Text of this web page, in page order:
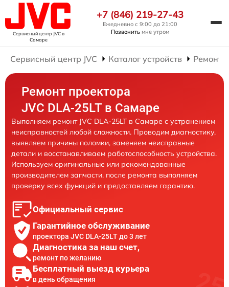
Сервисный центр JVCв
Самаре
+7 (846) 219-27-43
Ежедневно с 9:00 до 21:00
Позвонить мне утром
Сервисный центр JVC Каталог устройств Ремонт
Ремонт проектора
JVC DLA-25LT в Самаре
Выполняем ремонт JVC DLA-25LT в Самаре с устранением
неисправностей любой сложности. Проводим диагностику,
выявляем причины поломки, заменяем неисправные
детали и восстанавливаем работоспособность устройства.
Используем оригинальные или рекомендованные
производителем запчасти, после ремонта выполняем
проверку всех функций и предоставляем гарантию.
Официальный сервис
Гарантийное обслуживание
проектора JVC DLA-25LT до 3 лет
Диагностика за наш счет,
ремонт по желанию
Бесплатный выезд курьера
в день обращения